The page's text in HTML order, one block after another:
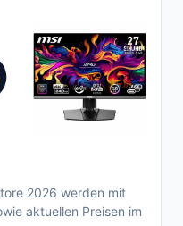
2026 –
2026 werden mit
aktuellen Preisen im